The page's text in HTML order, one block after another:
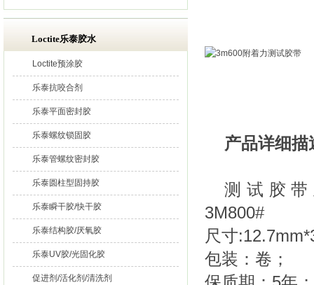
Loctite乐泰胶水
Loctite预涂胶
乐泰抗咬合剂
乐泰平面密封胶
乐泰螺纹锁固胶
乐泰管螺纹密封胶
乐泰圆柱型固持胶
乐泰瞬干胶/快干胶
乐泰结构胶/厌氧胶
乐泰UV胶/光固化胶
促进剂/活化剂/清洗剂
产品详细描
测试胶带
3M800#
尺寸
包装：卷；